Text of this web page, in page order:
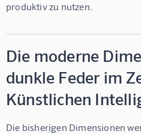
produktiv zu nutzen.
Die moderne
dunkle Feder im
Künstlichen
Die bisherigen Dimensionen